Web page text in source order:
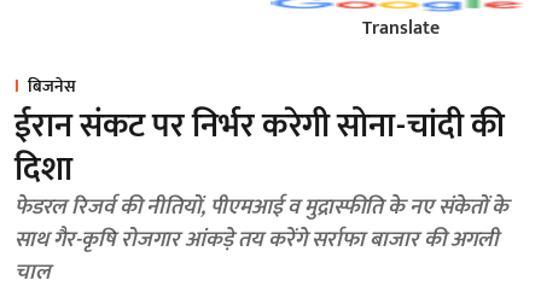
Translate
बिजनेस
ईरान संकट पर निर्भर करेगी सोना-चांदी की
दिशा
फेडरल रिजर्व की नीतियों, पीएमआई व मुद्रास्फीति के नए संकेतों के
साथ गैर-कृषि रोजगार आंकड़े तय करेंगे सर्राफा बाजार की अगली
चाल